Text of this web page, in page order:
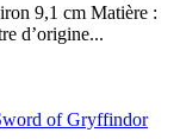
9,1 cm Matière :
d’origine...